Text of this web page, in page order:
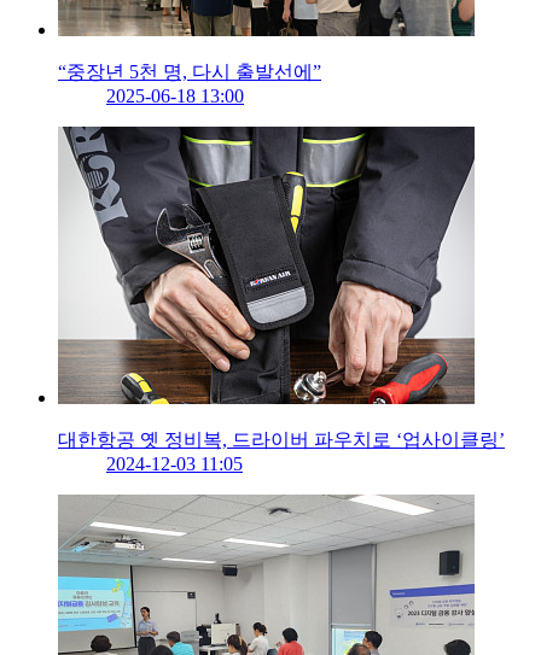
“중장년 5천 명, 다시 출발선에”
2025-06-18 13:00
대한항공 옛 정비복, 드라이버 파우치로 ‘업사이클링’
2024-12-03 11:05